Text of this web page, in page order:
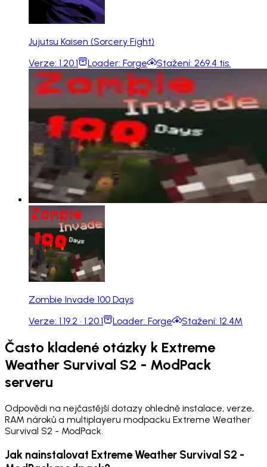
Jujutsu Kaisen (Sorcery Fight)
Verze: 1.20.1 Loader: Forge Stažení: 269.4 tis.
Zombie Invade 100 Days
Verze: 1.19.2 · 1.20.1 Loader: Forge Stažení: 12.4M
Často kladené otázky k Extreme
Weather Survival S2 - ModPack
serveru
Odpovědi na nejčastější dotazy ohledně instalace, verze,
RAM nároků a multiplayeru modpacku Extreme Weather
Survival S2 - ModPack.
Jak nainstalovat Extreme Weather Survival S2 -